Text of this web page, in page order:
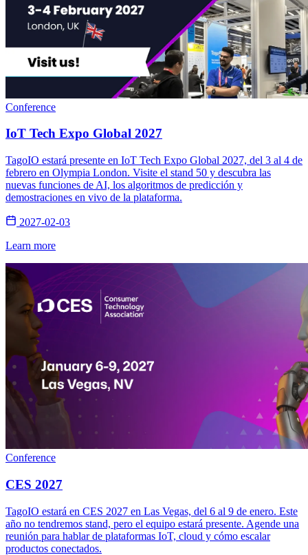
Conference
IoT Tech Expo Global 2027
TagoIO estará presente en IoT Tech Expo Global 2027, del 3 al 4 de
febrero en Olympia London. Visite el stand 50 y descubra las
nuevas funciones de AI, los algoritmos de predicción y
demostraciones en vivo de la plataforma.
2027-02-03
Learn more
Conference
CES 2027
TagoIO estará en CES 2027 en Las Vegas, del 6 al 9 de enero. Este
año no tendremos stand, pero el equipo estará presente. Agende una
reunión para hablar de plataformas IoT, cloud y cómo escalar
productos conectados.